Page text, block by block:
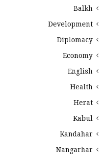
Balkh
Development
Diplomacy
Economy
English
Health
Herat
Kabul
Kandahar
Nangarhar